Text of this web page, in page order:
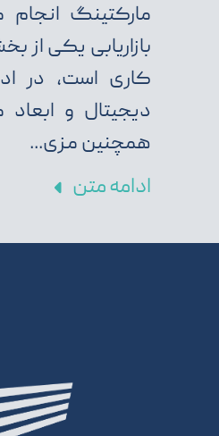
مارکتینگ
بازاریابی یکی
کاری است، در
دیجیتال و
همچنین مزی...
ادامه متن